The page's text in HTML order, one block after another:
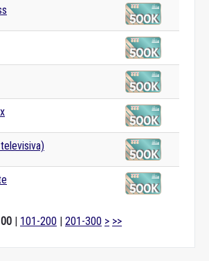
| 101-200 | 201-300 > >>